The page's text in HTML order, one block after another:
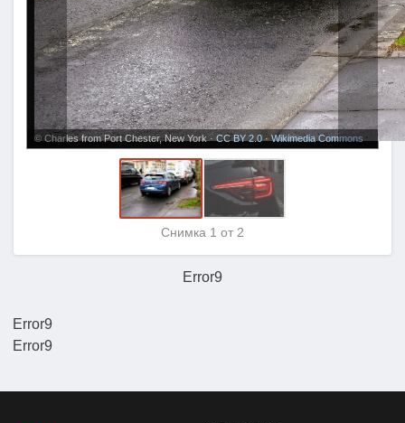
Error9
© Charles from Port Chester, New York · CC BY 2.0· Wikimedia Commons
Снимка 1 от 2
Error9
Error9